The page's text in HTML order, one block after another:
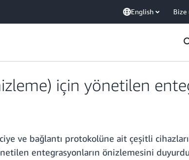
English Bize
için yönetilen
ve bağlantı protokolüne ait çeşitli
entegrasyonların önizlemesini